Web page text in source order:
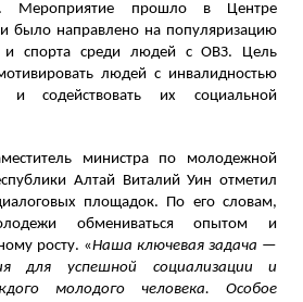
Мероприятие прошло в Центре
и было направлено на популяризацию
и спорта среди людей с ОВЗ. Цель
людей с инвалидностью
и содействовать их социальной
министра по молодежной
Алтай Виталий Уин отметил
площадок. По его словам,
обмениваться опытом и
росту. «Наша ключевая задача —
для успешной социализации и
молодого человека. Особое